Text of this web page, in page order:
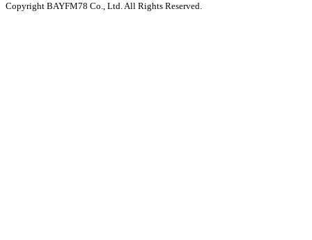
Copyright BAYFM78 Co., Ltd. All Rights Reserved.